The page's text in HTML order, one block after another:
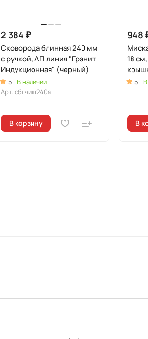
2 384 ₽
Сковорода блинная 240 мм
с ручкой, АП линия "Гранит
Индукционная" (черный)
5
В наличии
Арт. сбгчиш240а
В корзину
948
18
5
В